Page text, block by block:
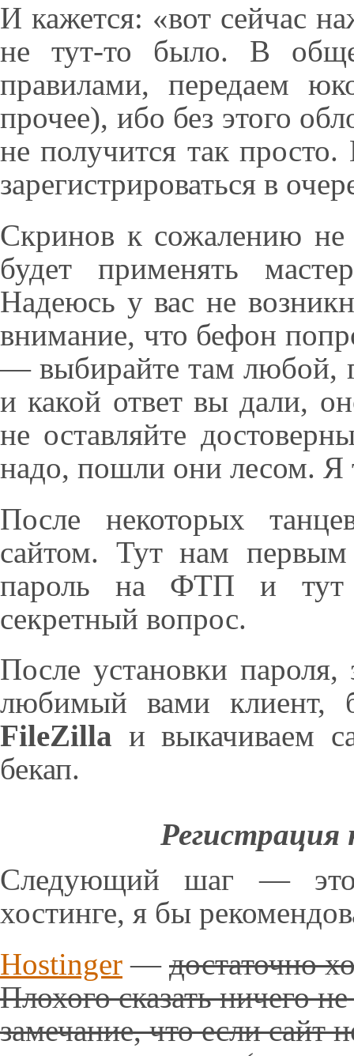
И кажется: «вот сейчас
не тут-то было. В
правилами, передаем
прочее), ибо без этого
не получится так
зарегистрироваться в
Скринов к сожалению
будет применять
Надеюсь у вас не
внимание, что бефон
— выбирайте там любой,
и какой ответ вы дали,
не оставляйте
надо, пошли они лесом. Я
После некоторых
сайтом. Тут нам первым
пароль на ФТП и тут
секретный вопрос.
После установки
любимый вами клиент,
FileZilla и выкачиваем
бекап.
Регистрация
Следующий шаг — это
хостинге, я бы
Hostinger — достаточно
Плохого сказать ничего
замечание, что если сайт